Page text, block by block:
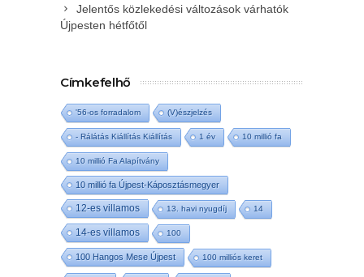
Jelentős közlekedési változások várhatók
Újpesten hétfőtől
Címkefelhő
'56-os forradalom (V)észjelzés
- Rálátás Kiállítás Kiállítás 1 év 10 millió fa
10 millió Fa Alapítvány
10 millió fa Újpest-Káposztásmegyer
12-es villamos 13. havi nyugdíj 14
14-es villamos 100
100 Hangos Mese Újpest 100 milliós keret